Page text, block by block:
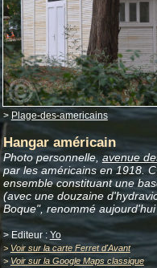
> Plage-des-americains
Hangar américain
Photo personnelle, avenue
par les américains en 1918.
ensemble constituant une
(avec une douzaine
Boque", renommé
> Editeur : Yo
> Voir sur la carte Ferret d'Avant
>Voir sur la Google Maps classique